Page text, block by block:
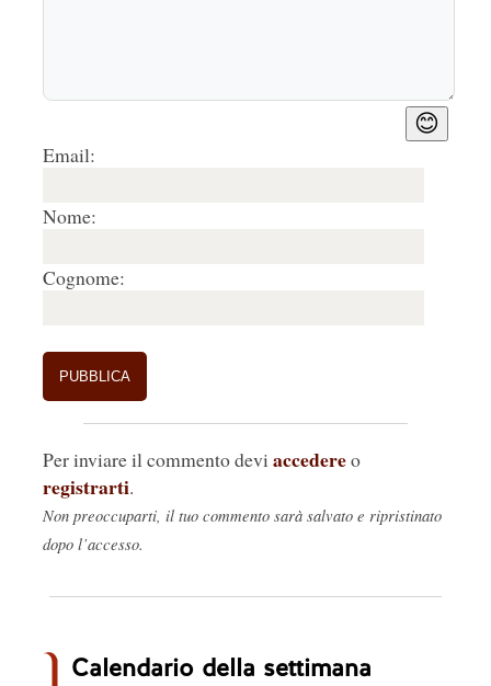
😊
Email:
Nome:
Cognome:
Per inviare il commento devi accedereo
registrarti.
Non preoccuparti, il tuo commento sarà salvato e ripristinato
dopo l’accesso.
Calendario della settimana